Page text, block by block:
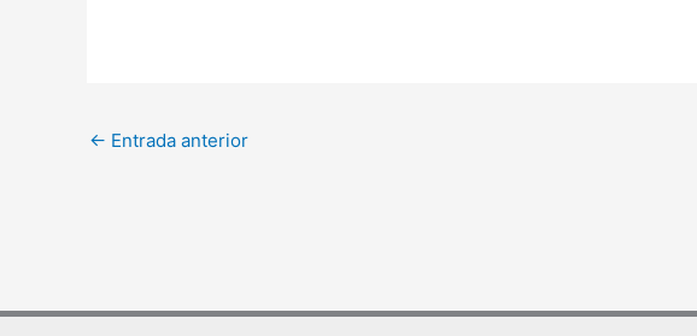
← Entrada anterior